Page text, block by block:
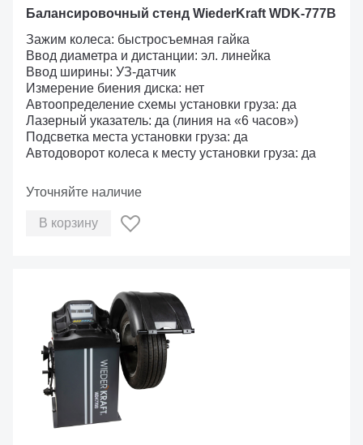
Балансировочный стенд WiederKraft WDK-777B
Зажим колеса: быстросъемная гайка
Ввод диаметра и дистанции: эл. линейка
Ввод ширины: УЗ-датчик
Измерение биения диска: нет
Автоопределение схемы установки груза: да
Лазерный указатель: да (линия на «6 часов»)
Подсветка места установки груза: да
Автодоворот колеса к месту установки груза: да
Уточняйте наличие
В корзину